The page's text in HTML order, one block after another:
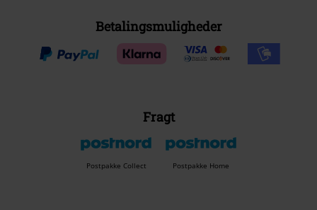
Betalingsmuligheder
Fragt
Postpakke Collect Postpakke Home